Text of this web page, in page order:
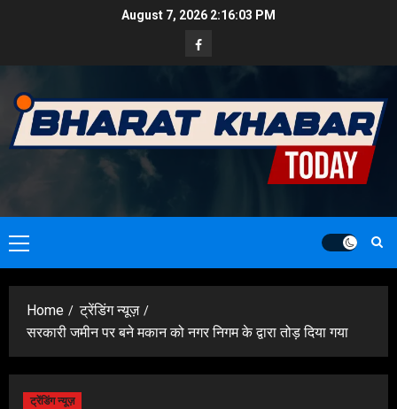
August 7, 2026 2:16:05 PM
Facebook
Primary
Menu
Home
ट्रेंडिंग न्यूज़
सरकारी जमीन पर बने मकान को नगर निगम के द्वारा तोड़ दिया गया
ट्रेंडिंग न्यूज़